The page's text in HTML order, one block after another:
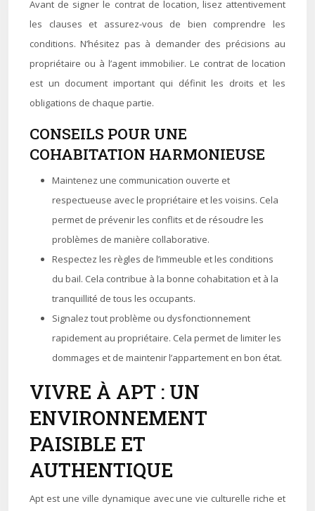
Avant de signer le contrat de location, lisez attentivement
les clauses et assurez-vous de bien comprendre les
conditions. N’hésitez pas à demander des précisions au
propriétaire ou à l’agent immobilier. Le contrat de location
est un document important qui définit les droits et les
obligations de chaque partie.
CONSEILS POUR UNE
COHABITATION HARMONIEUSE
Maintenez une communication ouverte et
respectueuse avec le propriétaire et les voisins. Cela
permet de prévenir les conflits et de résoudre les
problèmes de manière collaborative.
Respectez les règles de l’immeuble et les conditions
du bail. Cela contribue à la bonne cohabitation et à la
tranquillité de tous les occupants.
Signalez tout problème ou dysfonctionnement
rapidement au propriétaire. Cela permet de limiter les
dommages et de maintenir l’appartement en bon état.
VIVRE À APT : UN
ENVIRONNEMENT
PAISIBLE ET
AUTHENTIQUE
Apt est une ville dynamique avec une vie culturelle riche et